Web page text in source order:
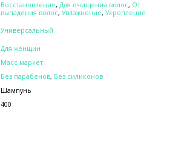
Восстановление, Для очищения волос, От
выпадения волос, Увлажнение, Укрепление
Универсальный
Для женщин
Масс маркет
Без парабенов, Без силиконов
Шампунь
400